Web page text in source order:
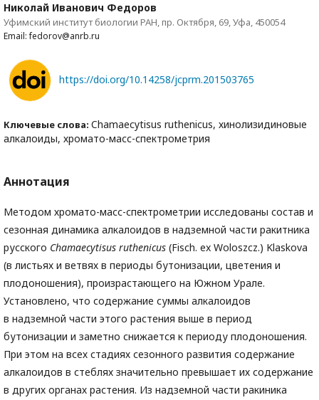
Николай Иванович Федоров
Уфимский институт биологии РАН, пр. Октября, 69, Уфа, 450054
Email: fedorov@anrb.ru
https://doi.org/10.14258/jcprm.201503765
Ключевые слова: Chamaecytisus ruthenicus, хинолизидиновые
алкалоиды, хромато-масс-спектрометрия
Аннотация
Методом хромато-масс-спектрометрии исследованы состав и
сезонная динамика алкалоидов в надземной части ракитника
русского Chamaecytisus ruthenicus (Fisch. ex Woloszcz.) Klaskova
(в листьях и ветвях в периоды бутонизации, цветения и
плодоношения), произрастающего на Южном Урале.
Установлено, что содержание суммы алкалоидов
в надземной части этого растения выше в период
бутонизации и заметно снижается к периоду плодоношения.
При этом на всех стадиях сезонного развития содержание
алкалоидов в стеблях значительно превышает их содержание
в других органах растения. Из надземной части ракиника